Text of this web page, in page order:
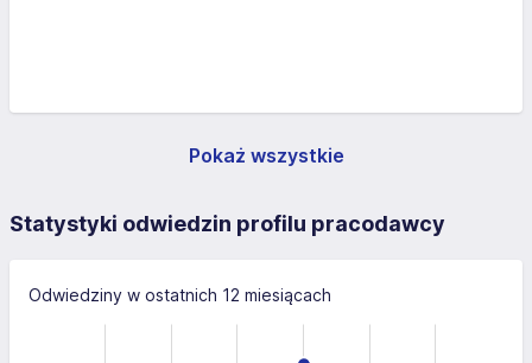
Pokaż wszystkie
Statystyki odwiedzin profilu pracodawcy
Odwiedziny w ostatnich 12 miesiącach